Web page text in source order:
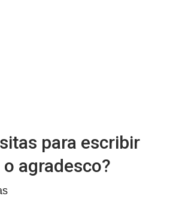
para escribir
agradesco?